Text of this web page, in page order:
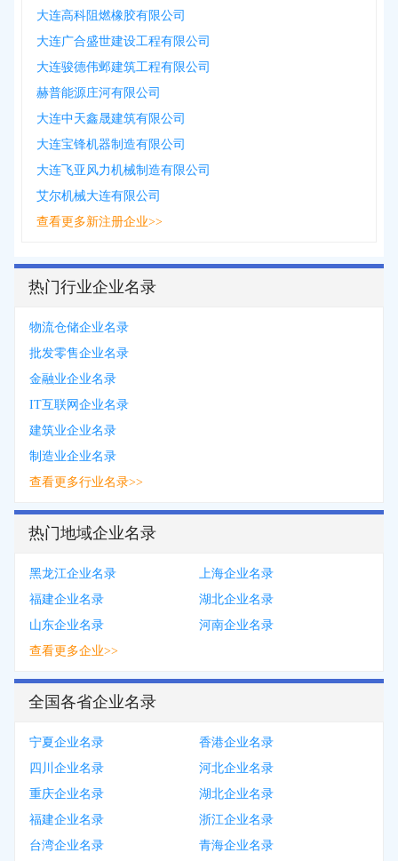
大连高科阻燃橡胶有限公司
大连广合盛世建设工程有限公司
大连骏德伟邺建筑工程有限公司
赫普能源庄河有限公司
大连中天鑫晟建筑有限公司
大连宝锋机器制造有限公司
大连飞亚风力机械制造有限公司
艾尔机械大连有限公司
查看更多新注册企业>>
热门行业企业名录
物流仓储企业名录
批发零售企业名录
金融业企业名录
IT互联网企业名录
建筑业企业名录
制造业企业名录
查看更多行业名录>>
热门地域企业名录
黑龙江企业名录
上海企业名录
福建企业名录
湖北企业名录
山东企业名录
河南企业名录
查看更多企业>>
全国各省企业名录
宁夏企业名录
香港企业名录
四川企业名录
河北企业名录
重庆企业名录
湖北企业名录
福建企业名录
浙江企业名录
台湾企业名录
青海企业名录